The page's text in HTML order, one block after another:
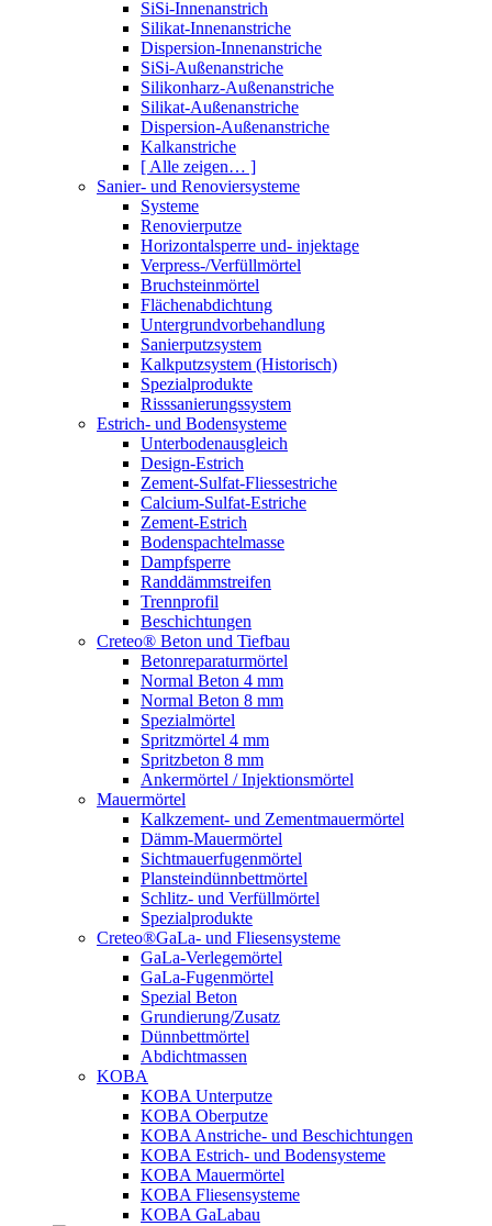
SiSi-Innenanstrich
Silikat-Innenanstriche
Dispersion-Innenanstriche
SiSi-Außenanstriche
Silikonharz-Außenanstriche
Silikat-Außenanstriche
Dispersion-Außenanstriche
Kalkanstriche
[ Alle zeigen… ]
Sanier- und Renoviersysteme
Systeme
Renovierputze
Horizontalsperre und- injektage
Verpress-/Verfüllmörtel
Bruchsteinmörtel
Flächenabdichtung
Untergrundvorbehandlung
Sanierputzsystem
Kalkputzsystem (Historisch)
Spezialprodukte
Risssanierungssystem
Estrich- und Bodensysteme
Unterbodenausgleich
Design-Estrich
Zement-Sulfat-Fliessestriche
Calcium-Sulfat-Estriche
Zement-Estrich
Bodenspachtelmasse
Dampfsperre
Randdämmstreifen
Trennprofil
Beschichtungen
Creteo® Beton und Tiefbau
Betonreparaturmörtel
Normal Beton 4 mm
Normal Beton 8 mm
Spezialmörtel
Spritzmörtel 4 mm
Spritzbeton 8 mm
Ankermörtel / Injektionsmörtel
Mauermörtel
Kalkzement- und Zementmauermörtel
Dämm-Mauermörtel
Sichtmauerfugenmörtel
Plansteindünnbettmörtel
Schlitz- und Verfüllmörtel
Spezialprodukte
Creteo®GaLa- und Fliesensysteme
GaLa-Verlegemörtel
GaLa-Fugenmörtel
Spezial Beton
Grundierung/Zusatz
Dünnbettmörtel
Abdichtmassen
KOBA
KOBA Unterputze
KOBA Oberputze
KOBA Anstriche- und Beschichtungen
KOBA Estrich- und Bodensysteme
KOBA Mauermörtel
KOBA Fliesensysteme
KOBA GaLabau